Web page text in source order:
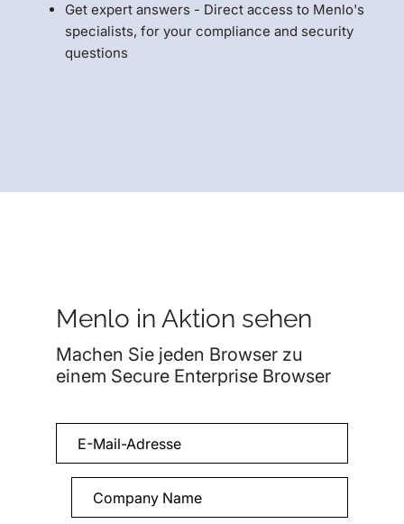
Get expert answers - Direct access to Menlo's
specialists, for your compliance and security
questions
Menlo in Aktion sehen
Machen Sie jeden Browser zu
einem Secure Enterprise Browser